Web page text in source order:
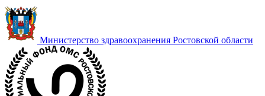
Министерство здравоохранения Ростовской области